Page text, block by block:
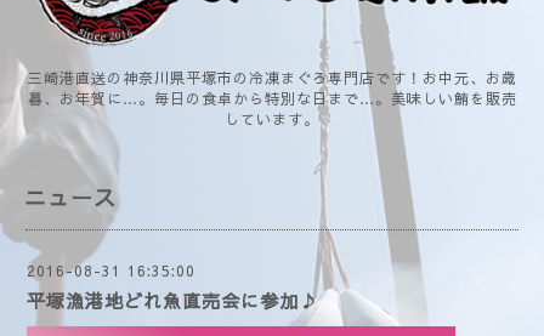
三崎港直送の神奈川県平塚市の冷凍まぐろ専門店です！お中元、お歳
暮、お年賀に…。毎日の食卓から特別な日まで…。美味しい鮪を販売
しています。
ニュース
2016-08-31 16:35:00
平塚漁港地どれ魚直売会に参加♪